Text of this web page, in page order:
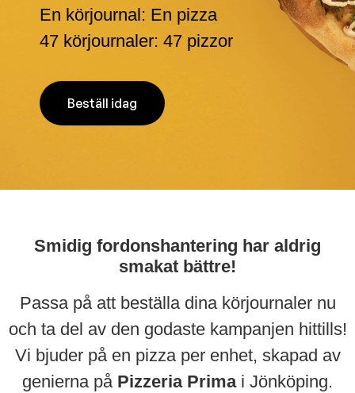
En körjournal: En pizza
47 körjournaler: 47 pizzor
Beställ idag
Smidig fordonshantering har aldrig
smakat bättre!
Passa på att beställa dina körjournaler nu
och ta del av den godaste kampanjen hittills!
Vi bjuder på en pizza per enhet, skapad av
genierna på Pizzeria Primai Jönköping.